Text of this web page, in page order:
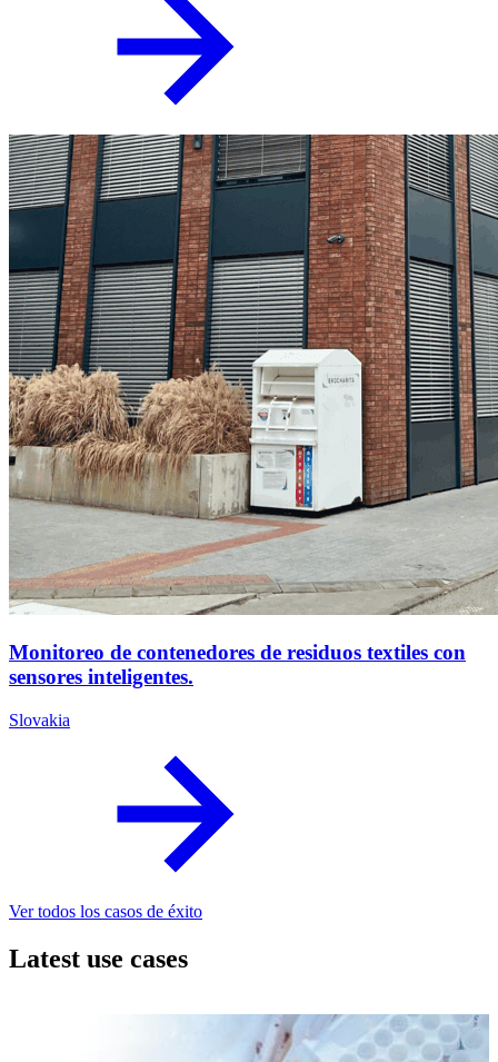
Monitoreo de contenedores de residuos textiles con
sensores inteligentes.
Slovakia
Ver todos los casos de éxito
Latest use cases